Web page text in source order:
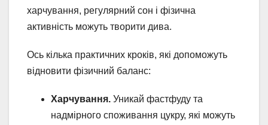
харчування, регулярний сон і фізична
активність можуть творити дива.
Ось кілька практичних кроків, які допоможуть
відновити фізичний баланс:
Харчування. Уникай фастфуду та
надмірного споживання цукру, які можуть